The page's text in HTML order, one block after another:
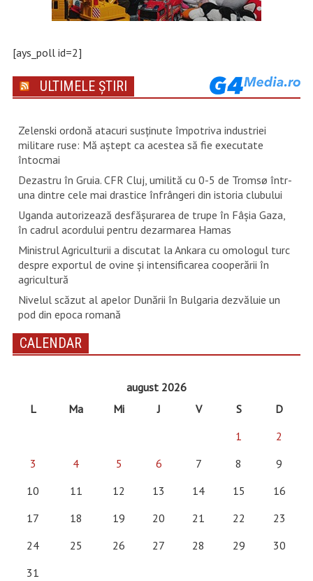
[ays_poll id=2]
ULTIMELE ȘTIRI
Zelenski ordonă atacuri susţinute împotriva industriei
militare ruse: Mă aştept ca acestea să fie executate
întocmai
Dezastru în Gruia. CFR Cluj, umilită cu 0-5 de Tromsø într-
una dintre cele mai drastice înfrângeri din istoria clubului
Uganda autorizează desfăşurarea de trupe în Fâşia Gaza,
în cadrul acordului pentru dezarmarea Hamas
Ministrul Agriculturii a discutat la Ankara cu omologul turc
despre exportul de ovine și intensificarea cooperării în
agricultură
Nivelul scăzut al apelor Dunării în Bulgaria dezvăluie un
pod din epoca romană
CALENDAR
august 2026
L
Ma Mi J V S
D
1
2
3
4 5 6 7 8
9
10
11 12 13 14 15
16
17
18 19 20 21 22
23
24
25 26 27 28 29
30
31